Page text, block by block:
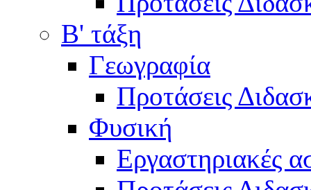
Β' τάξη
Γεωγραφία
Προτάσεις
Φυσική
Εργαστηριακές